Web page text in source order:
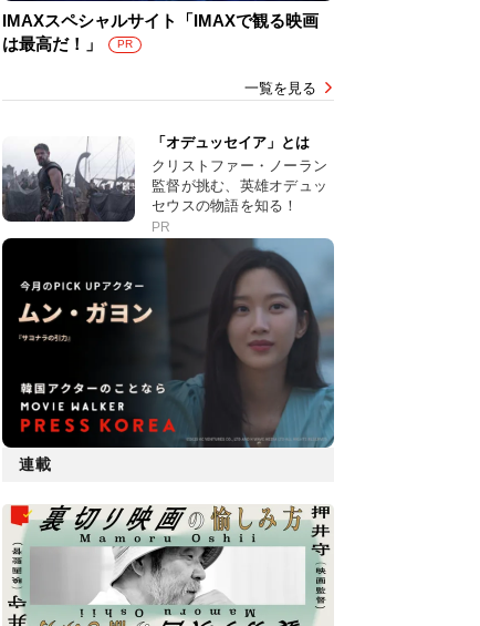
IMAXスペシャルサイト「IMAXで観る映画
は最高だ！」
PR
一覧を見る
「オデュッセイア」とは
クリストファー・ノーラン
監督が挑む、英雄オデュッ
セウスの物語を知る！
PR
連載